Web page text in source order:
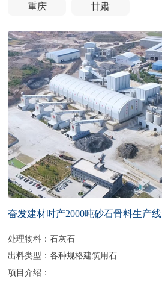
重庆 甘肃
奋发建材时产2000吨砂石骨料生产线
处理物料：石灰石
出料类型：各种规格建筑用石
项目介绍：